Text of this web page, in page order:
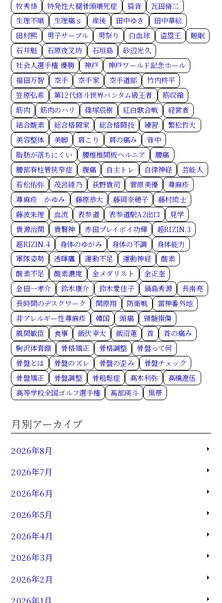
牧秀悟
特発性大腿骨頭壊死症 猫背
瓦田脩二
生理不順
生理痛ｓ 産後 田中ゆき
田中華絵
田村熙
男子サーブル 男祭り 白血球 盗塁王
睡眠
石井魁
石原夜叉坊 石垣島
砂辺光久
社会人選手権 優勝
神戸
神戸ワールド記念ホール
福田万智
空手 空手家 空手道部
竹内柊平
笠原弘希
第12代修斗世界バンタム級王者
筋収縮
筋肉
筋肉のハリ 篠塚辰樹 紅白歌合戦
経営者
結合酸素
総合格闘家 総合格闘技 練習
繁松哲大
美容整体
美脚 肩こり 肩の痛み
背中
脂肪が落ちにくい
腰椎椎間板ヘルニア
腰痛
腰部脊柱管狭窄症
腹痛 自主トレ 自律神経
芸能人
若松佑弥
茂呂綾乃 荻野貴司 菅原美優
蕁麻疹
蕁麻疹 かゆみ
藤原恭大 藤岡奈穂子
藤村琉士
藤波朱理
血流 表参道 表参道駅A2出口
見学
貴源治関
貴賢神 赤田プレイボイ功輝
超RIZIN.3
超RIZIN.4
身体のゆがみ 身体の不調
身体能力
軍隊姿勢
透暉鷹 運動不足 運動神経
酸素
酸素不足
酸素濃度 金メダリスト
金正奎
金田一孝介
鈴木康介 鈴木愛佳子 鍋島秀源
長南亮
長時間のデスクワーク
関原翔 防衛戦
雷神番外地
非アレルギー性蕁麻疹
韓国 頭痛
頸髄損傷
風間敏臣
食事 飯伏幸太 飯沼蓮 首
首の痛み
駒沢体育館
骨格矯正 骨格調整
骨盤って何
骨盤とは
骨盤のズレ 骨盤の歪み
骨盤チェック
骨盤矯正
骨盤調整 骨粗鬆症 高木利弥
高橋遼伍
高等学校全国ゴルフ選手権
髙部瑛斗 黒帯
月別アーカイブ
2026年8月
2026年7月
2026年6月
2026年5月
2026年4月
2026年3月
2026年2月
2026年1月